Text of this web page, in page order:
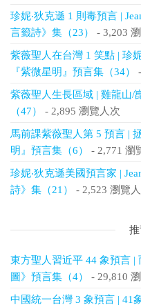
珍妮‧狄克遜 1 則毒預言 |
言籤詩》集（23）
- 3,203
紫薇聖人在台灣 1 笑點 | 珍
『紫微星明』預言集（34）
紫薇聖人生長區域 | 雞龍山/
（47）
- 2,895 瀏覽人次
馬前課紫薇聖人第 5 預言 |
明』預言集（6）
- 2,771 瀏
珍妮‧狄克遜美國預言家 |
詩》集（21）
- 2,523 瀏覽
東方聖人習近平 44 象預言 |
圖》預言集（4）
- 29,810
中國統一台灣 3 象預言 | 41